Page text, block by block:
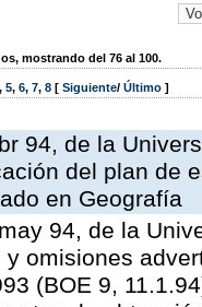
mostrando del 76 al 100.
, 5, 6, 7, 8 [ Siguiente/ Último ]
94, de la
del plan de
en Geografía
94, de la
omisiones
(BOE 9,